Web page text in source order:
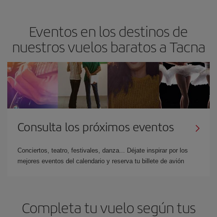
Eventos en los destinos de
nuestros vuelos baratos a Tacna
Consulta los próximos eventos
Conciertos, teatro, festivales, danza... Déjate inspirar por los
mejores eventos del calendario y reserva tu billete de avión
Completa tu vuelo según tus